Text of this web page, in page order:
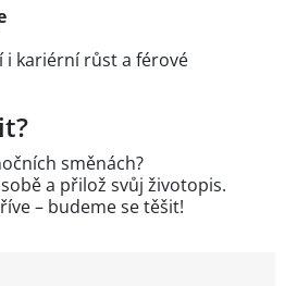
i kariérní růst a férové
směnách?
a přilož svůj životopis.
– budeme se těšit!